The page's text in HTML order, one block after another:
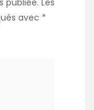
publiée. Les
avec *